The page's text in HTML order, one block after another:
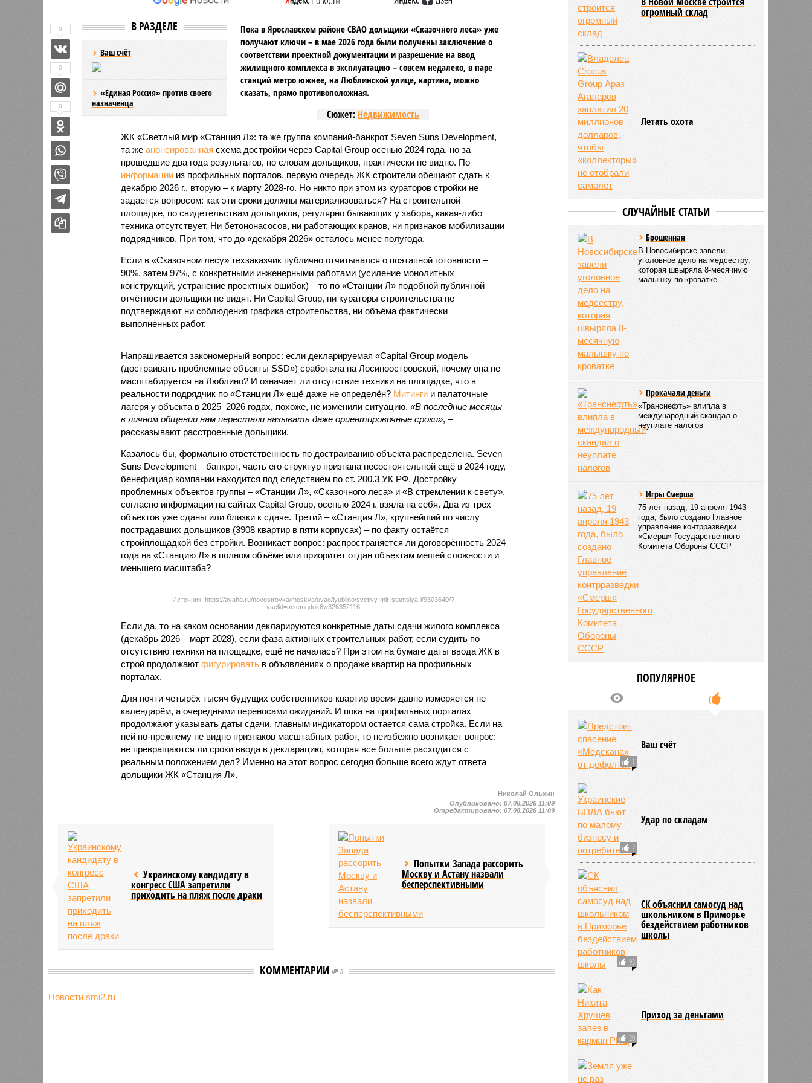
В РАЗДЕЛЕ
Ваш счёт
«Единая Россия» против своего
назначенца
Пока в Ярославском районе СВАО дольщики «Сказочного леса» уже
получают ключи – в мае 2026 года были получены заключение о
соответствии проектной документации и разрешение на ввод
жилищного комплекса в эксплуатацию – совсем недалеко, в паре
станций метро южнее, на Люблинской улице, картина, можно
сказать, прямо противоположная.
Сюжет: Недвижимость
ЖК «Светлый мир «Станция Л»: та же группа компаний-банкрот Seven Suns Development,
та же анонсированная схема достройки через Capital Group осенью 2024 года, но за
прошедшие два года результатов, по словам дольщиков, практически не видно. По
информациииз профильных порталов, первую очередь ЖК строители обещают сдать к
декабрю 2026 г., вторую – к марту 2028-го. Но никто при этом из кураторов стройки не
задается вопросом: как эти сроки должны материализоваться? На строительной
площадке, по свидетельствам дольщиков, регулярно бывающих у забора, какая-либо
техника отсутствует. Ни бетононасосов, ни работающих кранов, ни признаков мобилизации
подрядчиков. При том, что до «декабря 2026» осталось менее полугода.
Если в «Сказочном лесу» техзаказчик публично отчитывался о поэтапной готовности –
90%, затем 97%, с конкретными инженерными работами (усиление монолитных
конструкций, устранение проектных ошибок) – то по «Станции Л» подобной публичной
отчётности дольщики не видят. Ни Capital Group, ни кураторы строительства не
подтверждают ни соблюдения графика строительства, ни объёма фактически
выполненных работ.
Напрашивается закономерный вопрос: если декларируемая «Capital Group модель
(достраивать проблемные объекты SSD») сработала на Лосиноостровской, почему она не
масштабируется на Люблино? И означает ли отсутствие техники на площадке, что в
реальности подрядчик по «Станции Л» ещё даже не определён? Митингии палаточные
лагеря у объекта в 2025–2026 годах, похоже, не изменили ситуацию. «В последние месяцы
в личном общении нам перестали называть даже ориентировочные сроки», –
рассказывают расстроенные дольщики.
Казалось бы, формально ответственность по достраиванию объекта распределена. Seven
Suns Development – банкрот, часть его структур признана несостоятельной ещё в 2024 году,
бенефициар компании находится под следствием по ст. 200.3 УК РФ. Достройку
проблемных объектов группы – «Станции Л», «Сказочного леса» и «В стремлении к свету»,
согласно информации на сайтах Capital Group, осенью 2024 г. взяла на себя. Два из трёх
объектов уже сданы или близки к сдаче. Третий – «Станция Л», крупнейший по числу
пострадавших дольщиков (3908 квартир в пяти корпусах) – по факту остаётся
стройплощадкой без стройки. Возникает вопрос: распространяется ли договорённость 2024
года на «Станцию Л» в полном объёме или приоритет отдан объектам мешей сложности и
меньшего масштаба?
Источник: https://avaho.ru/novostroyka/moskva/uvao/lyublino/svetlyy-mir-stantsiya-l/9303640/?
ysclid=msemqdok6w326352116
Если да, то на каком основании декларируются конкретные даты сдачи жилого комплекса
(декабрь 2026 – март 2028), если фаза активных строительных работ, если судить по
отсутствию техники на площадке, ещё не началась? При этом на бумаге даты ввода ЖК в
строй продолжают фигурироватьв объявлениях о продаже квартир на профильных
порталах.
Для почти четырёх тысяч будущих собственников квартир время давно измеряется не
календарём, а очередными переносами ожиданий. И пока на профильных порталах
продолжают указывать даты сдачи, главным индикатором остается сама стройка. Если на
ней по-прежнему не видно признаков масштабных работ, то неизбежно возникает вопрос:
не превращаются ли сроки ввода в декларацию, которая все больше расходится с
реальным положением дел? Именно на этот вопрос сегодня больше всего ждут ответа
дольщики ЖК «Станция Л».
0
0
0
Николай Ольхин
Опубликовано:07.08.2026 11:09
Отредактировано:07.08.2026 11:09
Украинскому кандидату в
конгресс США запретили
приходить на пляж после драки
Попытки Запада рассорить
Москву и Астану назвали
бесперспективными
КОММЕНТАРИИ 0
Новости smi2.ru
огромный склад
Летать охота
СЛУЧАЙНЫЕ СТАТЬИ
Брошенная
В Новосибирске завели
уголовное дело на медсестру,
которая швыряла 8-месячную
малышку по кроватке
Прокачали деньги
«Транснефть» влипла в
международный скандал о
неуплате налогов
Игры Смерша
75 лет назад, 19 апреля 1943
года, было создано Главное
управление контрразведки
«Смерш» Государственного
Комитета Обороны СССР
ПОПУЛЯРНОЕ
1
Ваш счёт
2
Удар по складам
93
СК объяснил самосуд над
школьником в Приморье
бездействием работников
школы
20
Приход за деньгами